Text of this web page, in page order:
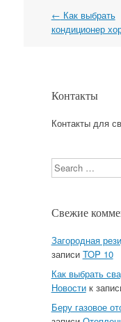
Навигация
← Как выбрать
кондиционер
Контакты
Контакты для
Search
Свежие
Загородная
записи TOP 10
Как выбрать
Новостик
Беру газовое